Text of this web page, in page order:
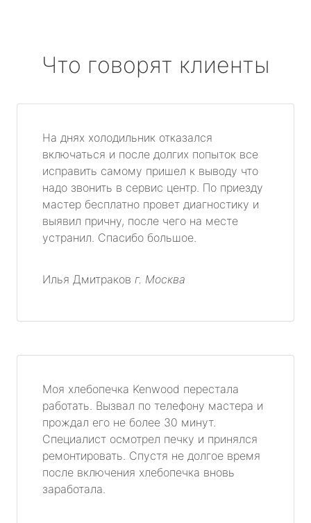
Что говорят клиенты
На днях холодильник отказался
включаться и после долгих попыток все
исправить самому пришел к выводу что
надо звонить в сервис центр. По приезду
мастер бесплатно провет диагностику и
выявил причну, после чего на месте
устранил. Спасибо большое.
Илья Дмитраков г. Москва
Моя хлебопечка Kenwood перестала
работать. Вызвал по телефону мастера и
прождал его не более 30 минут.
Специалист осмотрел печку и принялся
ремонтировать. Спустя не долгое время
после включения хлебопечка вновь
заработала.